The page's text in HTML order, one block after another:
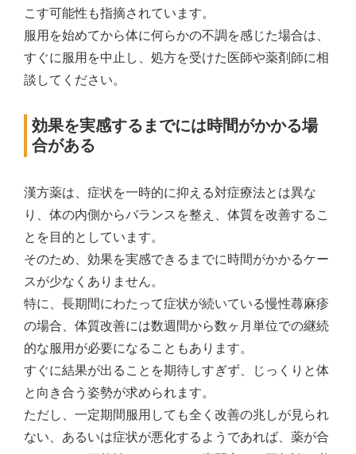
こす可能性も指摘されています。
服用を始めてから体に何らかの不調を感じた場合は、
すぐに服用を中止し、処方を受けた医師や薬剤師に相
談してください。
効果を実感するまでには時間がかかる場
合がある
漢方薬は、症状を一時的に抑える対症療法とは異な
り、体の内側からバランスを整え、体質を改善するこ
とを目的としています。
そのため、効果を実感できるまでに時間がかかるケー
スが少なくありません。
特に、長期間にわたって症状が続いている慢性蕁麻疹
の場合、体質改善には数週間から数ヶ月単位での継続
的な服用が必要になることもあります。
すぐに結果が出ることを期待しすぎず、じっくりと体
と向き合う姿勢が求められます。
ただし、一定期間服用しても全く改善の兆しが見られ
ない、あるいは症状が悪化するようであれば、薬が合